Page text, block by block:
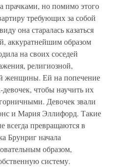
прачками, но помимо этого
требующих за собой
она старалась казаться
аккуратнейшим образом
на своих соседей
религиозной,
женщины. Ей на попечение
чтобы научить их
Девочек звали
и Мария Эллифорд. Такие
всегда превращаются в
Брунриг начала
образом,
систему.